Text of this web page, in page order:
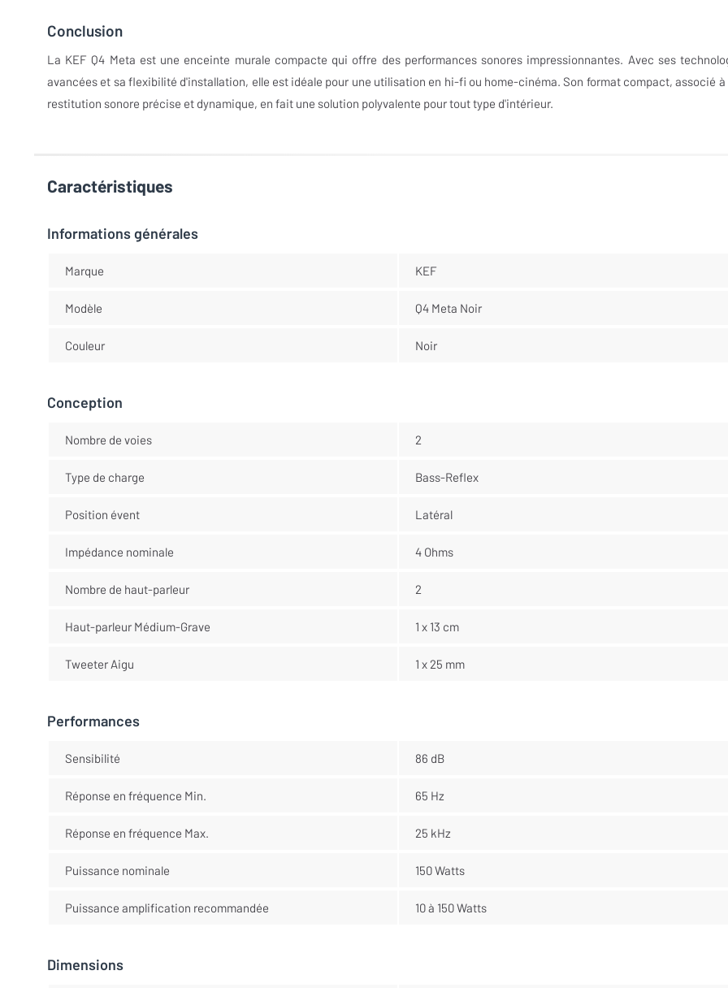
Conclusion
La KEF Q4 Meta est une enceinte murale compacte qui offre des performances sonores impressionnantes. Avec ses
avancées et sa flexibilité d'installation, elle est idéale pour une utilisation en hi-fi ou home-cinéma. Son format compact, associé à
restitution sonore précise et dynamique, en fait une solution polyvalente pour tout type d'intérieur.
Caractéristiques
Informations générales
Marque KEF
Modèle Q4 Meta Noir
Couleur Noir
Conception
Nombre de voies 2
Type de charge Bass-Reflex
Position évent Latéral
Impédance nominale 4 Ohms
Nombre de haut-parleur 2
Haut-parleur Médium-Grave 1 x 13 cm
Tweeter Aigu 1 x 25 mm
Performances
Sensibilité 86 dB
Réponse en fréquence Min. 65 Hz
Réponse en fréquence Max. 25 kHz
Puissance nominale 150 Watts
Puissance amplification recommandée 10 à 150 Watts
Dimensions